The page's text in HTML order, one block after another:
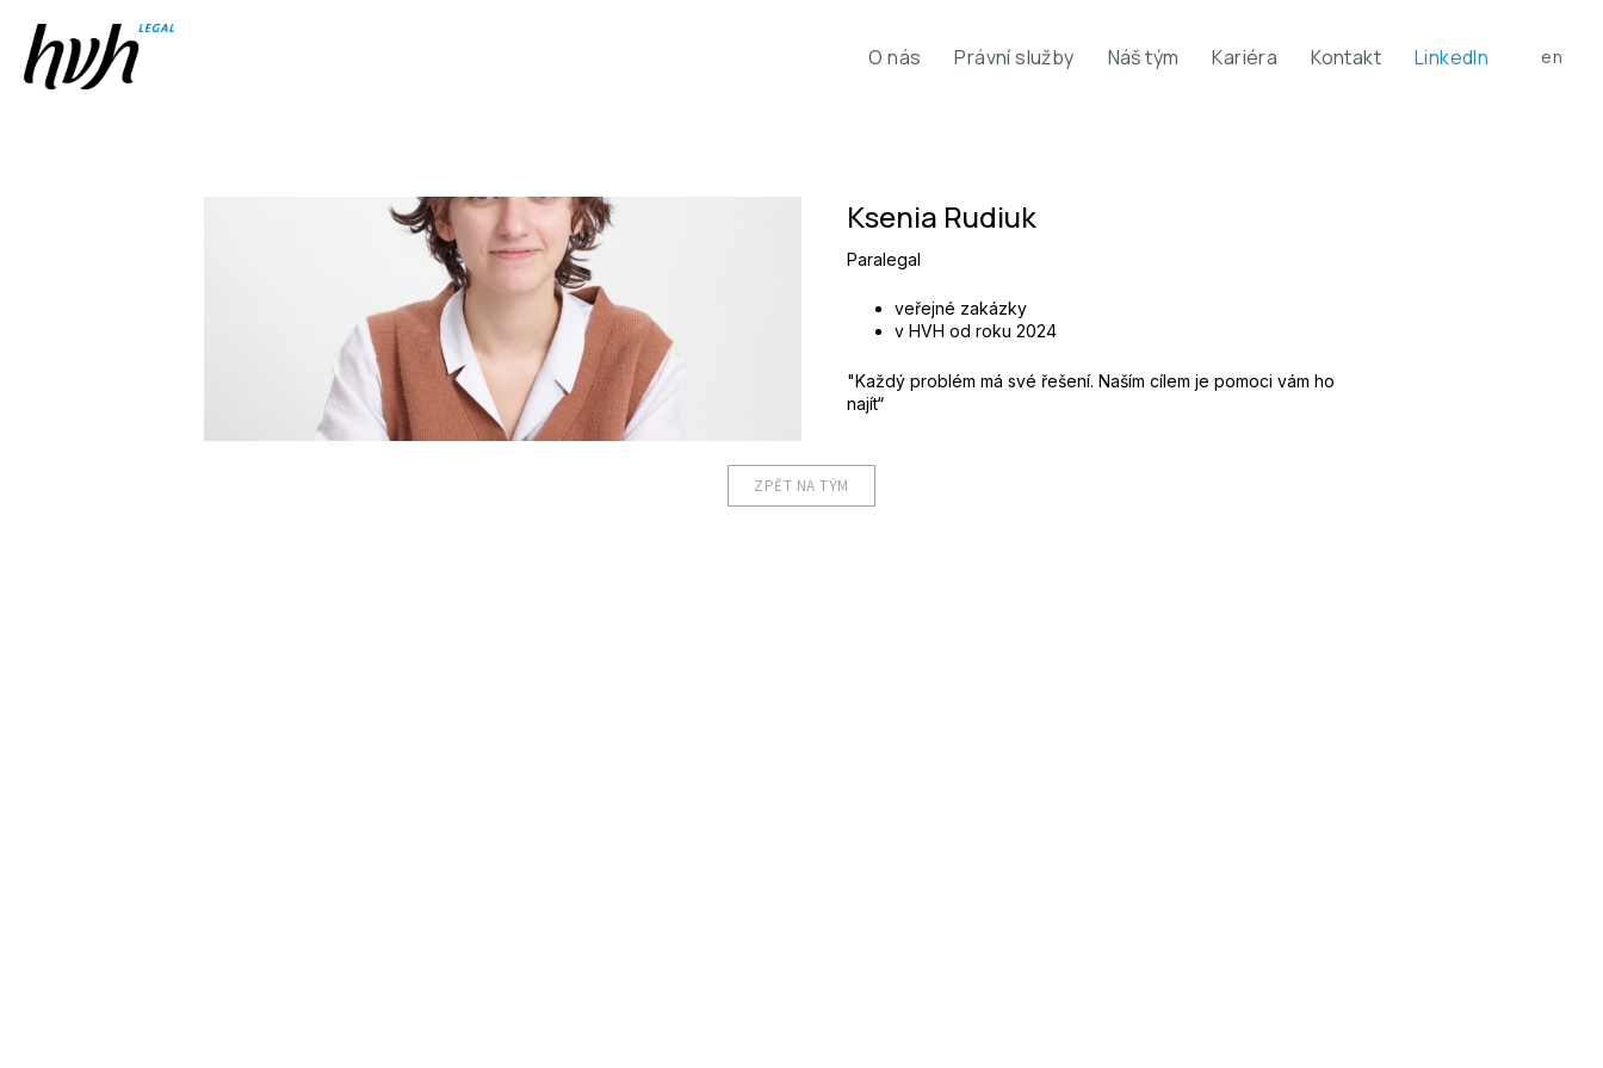
O nás Právní služby Náš tým Kariéra Kontakt LinkedIn cs
en
Ksenia Rudiuk
Paralegal
veřejné zakázky
v HVH od roku 2024
"Každý problém má své řešení. Naším cílem je pomoci vám ho
najít“
ZPĚT NA TÝM